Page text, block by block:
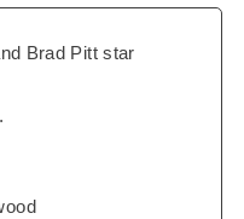
Brad Pitt star
.